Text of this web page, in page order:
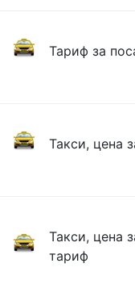
Тариф за
Такси, цена
Такси, цена
тариф